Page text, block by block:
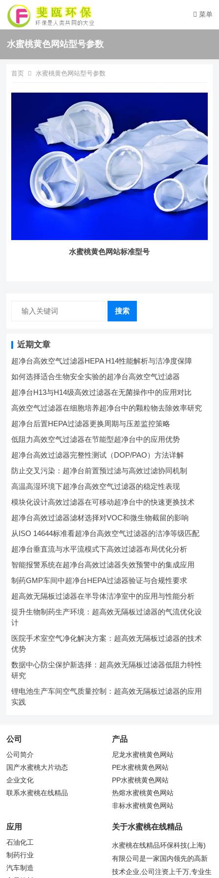
菜单
水蜜桃黄色网站型号参数
首页 水蜜桃黄色网站型号参数
水蜜桃黄色网站标准型号
搜索
近期文章
超净台高效空气过滤器HEPA H14性能解析与洁净度保障
如何选择适合生物安全实验的超净台高效空气过滤器
超净台H13与H14级高效过滤器在无菌操作中的应用对比
高效空气过滤器在细胞培养超净台中的颗粒物去除效率研究
超净台后置HEPA过滤器更换周期与压差监控策略
低阻力高效空气过滤器在节能型超净台中的应用优势
超净台高效过滤器完整性测试（DOP/PAO）方法详解
防止交叉污染：超净台前置预过滤与高效过滤协同机制
高温高湿环境下超净台高效空气过滤器的稳定性表现
模块化设计高效过滤器在可移动超净台中的快速更换技术
超净台高效过滤器滤材选择对VOC和微生物截留的影响
从ISO 14644标准看超净台高效空气过滤器的洁净等级匹配
超净台垂直流与水平流模式下高效过滤器布局优化分析
智能报警系统在超净台高效过滤器失效预警中的集成应用
制药GMP车间中超净台HEPA过滤器验证与合规性要求
超高效无隔板过滤器在半导体洁净室中的应用与性能分析
提升生物制药生产环境：超高效无隔板过滤器的气流优化设
计
医院手术室空气净化解决方案：超高效无隔板过滤器的技术
优势
数据中心防尘保护新选择：超高效无隔板过滤器低阻力特性
研究
锂电池生产车间空气质量控制：超高效无隔板过滤器的应用
实践
公司
公司简介
国产水蜜桃大片动态
企业文化
联系水蜜桃在线精品
产品
尼龙水蜜桃黄色网站
PE水蜜桃黄色网站
PP水蜜桃黄色网站
热熔水蜜桃黄色网站
非标水蜜桃黄色网站
应用
石油化工
制药行业
汽车制造
关于水蜜桃在线精品
水蜜桃在线精品环保科技(上海)
有限公司是一家国内领先的高新
技术企业,公司注资上千万,专业生